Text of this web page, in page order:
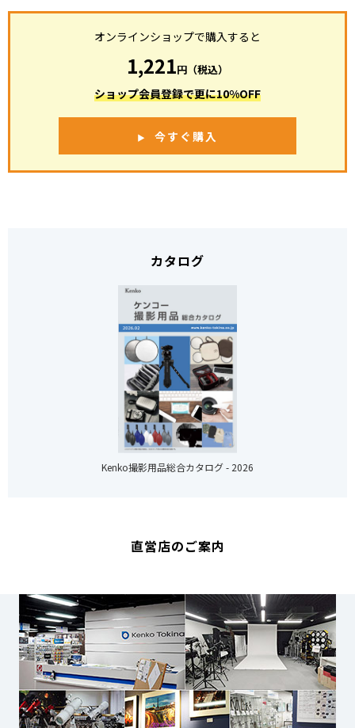
オンラインショップで購入すると
1,221円（税込）
ショップ会員登録で更に10%OFF
今すぐ購入
カタログ
Kenko撮影用品総合カタログ - 2026
直営店のご案内